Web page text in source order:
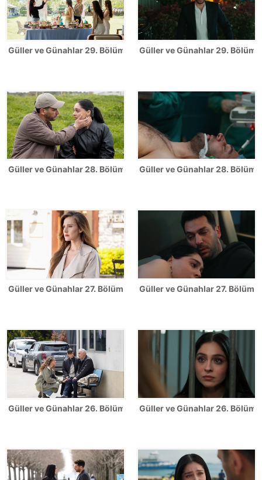
Güller ve Günahlar 29. Bölüm FotoğraflarıGüller ve Günahlar 29.
Güller ve Günahlar 28. Bölüm FotoğraflarıGüller ve Günahlar 28.
Güller ve Günahlar 27. Bölüm FotoğraflarıGüller ve Günahlar 27.
Güller ve Günahlar 26. Bölüm FotoğraflarıGüller ve Günahlar 26.